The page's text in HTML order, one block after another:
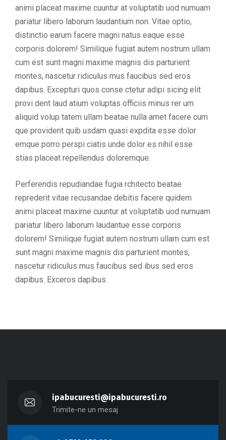
animi placeat maxime cuuntur at voluptatib uod numuam
pariatur libero laborum laudantium non. Vitae optio,
distinctio earum facere magni natus eaque esse
corporis dolorem! Similique fugiat autem nostrum ullam
cum est sunt magni maxime magnis dis parturient
montes, nascetur ridiculus mus faucibus sed eros
dapibus. Excepturi quos conse ctetur adipi sicing elit
provi dent laud atium voluptas officiis minus rer um
aliquid volup tatem ullam beatae nulla amet facere cum
que provident quib usdam quasi expdita esse dolor
emque porro perspi ciatis unde dolor es nihil esse
stias placeat repellendus doloremque.
Perferendis repudiandae fugia rchitecto beatae
reprederit vitae recusandae debitis facere quidem
animi placeat maxime cuuntur at voluptatib uod numuam
pariatur libero laborum laudantue esse corporis
dolorem! Similique fugiat autem nostrum ullam cum est
sunt magni maxime magnis dis parturient montes,
nascetur ridiculus mus faucibus sed ibus sed eros
dapibus. Exceros dapibus.
ipabucuresti@ipabucuresti.ro
Trimite-ne un mesaj